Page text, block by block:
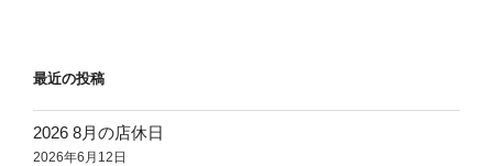
ン
最近の投稿
2026 8月の店休日
2026年6月12日